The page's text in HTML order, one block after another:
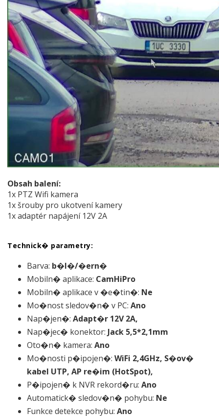
Obsah balení:
1x PTZ Wifi kamera
1x šrouby pro ukotvení kamery
1x adaptér napájení 12V 2A
Technick� parametry:
Barva: b�l�/�ern�
Mobiln� aplikace: CamHiPro
Mobiln� aplikace v �e�tin�: Ne
Mo�nost sledov�n� v PC: Ano
Nap�jen�: Adapt�r 12V 2A,
Nap�jec� konektor: Jack 5,5*2,1mm
Oto�n� kamera: Ano
Mo�nosti p�ipojen�: WiFi 2,4GHz, S�ov�
kabel UTP, AP re�im (HotSpot),
P�ipojen� k NVR rekord�ru: Ano
Automatick� sledov�n� pohybu: Ne
Funkce detekce pohybu: Ano